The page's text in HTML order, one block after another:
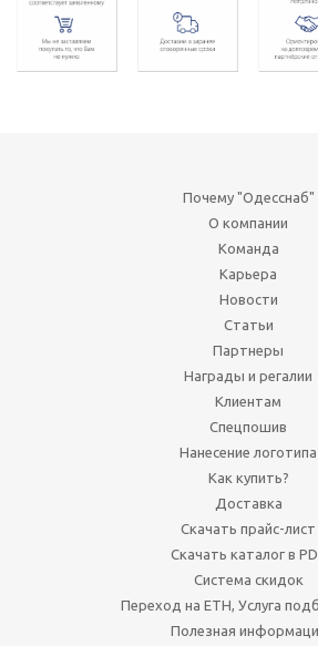
Почему "Одесснаб"
О компании
Команда
Карьера
Новости
Статьи
Партнеры
Награды и регалии
Клиентам
Спецпошив
Нанесение логотипа
Как купить?
Доставка
Скачать прайс-лист
Скачать каталог в
Система скидок
Переход на ЕТН, Услуга
Полезная